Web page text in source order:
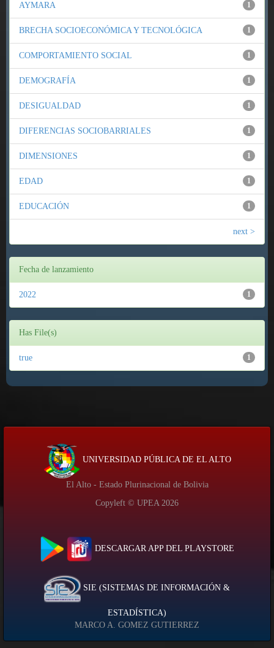
1
AYMARA
1
BRECHA SOCIOECONÓMICA Y TECNOLÓGICA
1
COMPORTAMIENTO SOCIAL
1
DEMOGRAFÍA
1
DESIGUALDAD
1
DIFERENCIAS SOCIOBARRIALES
1
DIMENSIONES
1
EDAD
1
EDUCACIÓN
next >
Fecha de lanzamiento
1
2022
Has File(s)
1
true
UNIVERSIDAD PÚBLICA DE EL ALTO
El Alto - Estado Plurinacional de Bolivia
Copyleft © UPEA 2026
DESCARGAR APP DEL PLAYSTORE
SIE (SISTEMAS DE INFORMACIÓN &
ESTADÍSTICA)
MARCO A. GOMEZ GUTIERREZ